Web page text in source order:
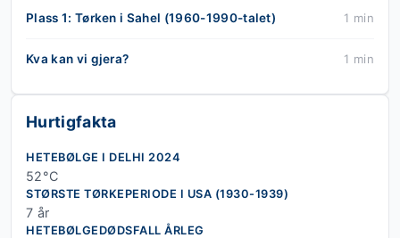
Plass 1: Tørken i Sahel (1960-1990-talet) 1 min
Kva kan vi gjera? 1 min
Hurtigfakta
HETEBØLGE I DELHI 2024
52°C
STØRSTE TØRKEPERIODE I USA (1930-1939)
7 år
HETEBØLGEDØDSFALL ÅRLEG